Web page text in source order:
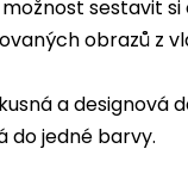
sestavit si
obrazů z
a designová
do jedné barvy.